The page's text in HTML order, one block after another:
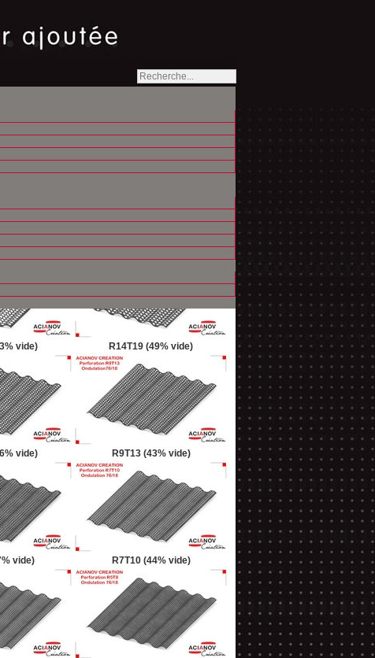
des Tôles Perforées Ondulées
vide) R14T19 (49% vide)
vide) R9T13 (43% vide)
vide) R7T10 (44% vide)